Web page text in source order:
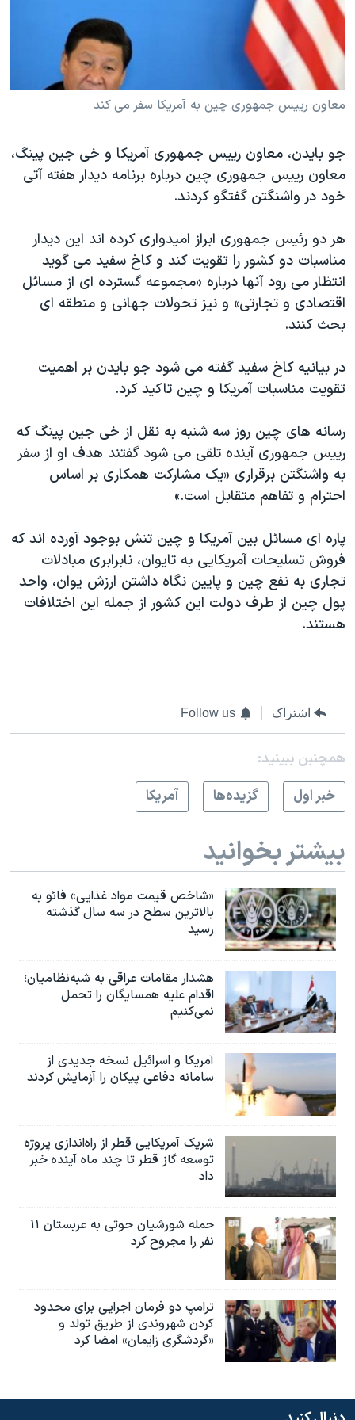
فرهنگ و زندگی
حقوق شهروندی
اقتصادی
علم و فناوری
گالری عکس
آرشیو پخش زنده
مستندها
انتخابات ریاست جمهوری آمریکا ۲۰۲۴
حمله جمهوری اسلامی به اسرائیل
رمز مهسا
اعتراضات زن، زندگی، آزادی
مجموعه مستندهای دادخواهی
دادگاه حمید نوری
چهل سال گروگان‌گیری
قانون شفافیت دارائی کادر رهبری ایران
اعتراضات مردمی آبان ۹۸
نرگس محمدی برنده جایزه نوبل صلح
صفحه‌های ویژه
سفر پرزیدنت ترامپ به چین
دنبال کنید
معاون رییس جمهوری چین به آمریکا سفر می کند
جو بایدن، معاون رییس جمهوری آمریکا و خی جین پینگ،
معاون رییس جمهوری چین درباره برنامه دیدار هفته آتی
خود در واشنگتن گفتگو کردند.
هر دو رئیس جمهوری ابراز امیدواری کرده اند این دیدار
مناسبات دو کشور را تقویت کند و کاخ سفید می گوید
انتظار می رود آنها درباره «مجموعه گسترده ای از مسائل
اقتصادی و تجارتی» و نیز تحولات جهانی و منطقه ای
بحث کنند.
در بیانیه کاخ سفید گفته می شود جو بایدن بر اهمیت
تقویت مناسبات آمریکا و چین تاکید کرد.
رسانه های چین روز سه شنبه به نقل از خی جین پینگ که
رییس جمهوری آینده تلقی می شود گفتند هدف او از سفر
به واشنگتن برقراری «یک مشارکت همکاری بر اساس
احترام و تفاهم متقابل است.»
پاره ای مسائل بین آمریکا و چین تنش بوجود آورده اند که
فروش تسلیحات آمریکایی به تایوان، نابرابری مبادلات
تجاری به نفع چین و پایین نگاه داشتن ارزش یوان، واحد
پول چین از طرف دولت این کشور از جمله این اختلافات
هستند.
اشتراک Follow us
همچنبن ببینید:
خبر اول
گزيده‌ها آمريکا
بیشتر بخوانید
«شاخص قیمت مواد غذایی» فائو به
بالاترین سطح در سه سال گذشته
رسید
هشدار مقامات عراقی به شبه‌نظامیان؛
اقدام علیه همسایگان را تحمل
نمی‌کنیم
آمریکا و اسرائیل نسخه جدیدی از
سامانه دفاعی پیکان را آزمایش کردند
شریک آمریکایی قطر از راه‌اندازی پروژه
توسعه گاز قطر تا چند ماه آینده خبر
داد
حمله شورشیان حوثی به عربستان ۱۱
نفر را مجروح کرد
ترامپ دو فرمان اجرایی برای محدود
کردن شهروندی از طریق تولد و
«گردشگری زایمان» امضا کرد